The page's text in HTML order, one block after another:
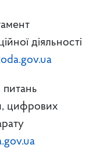
діяльності
питань
цифрових